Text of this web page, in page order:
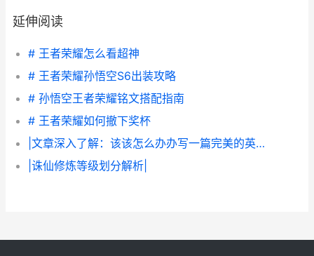
延伸阅读
# 王者荣耀怎么看超神
# 王者荣耀孙悟空S6出装攻略
# 孙悟空王者荣耀铭文搭配指南
# 王者荣耀如何撤下奖杯
|文章深入了解：该该怎么办办写一篇完美的英文文章——从构思到润色|
|诛仙修炼等级划分解析|